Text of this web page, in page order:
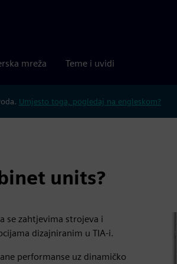
mreža Teme i uvidi
Umjesto toga, pogledaj na engleskom?
units?
se zahtjevima strojeva i
dizajniranim u TIA-i.
performanse uz dinamičko